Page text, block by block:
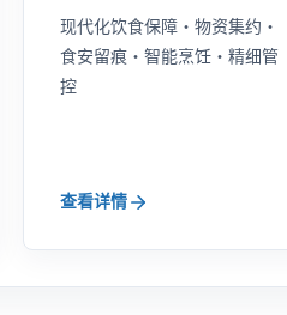
现代化饮食保障・物资集约・
食安留痕・智能烹饪・精细管
控
查看详情